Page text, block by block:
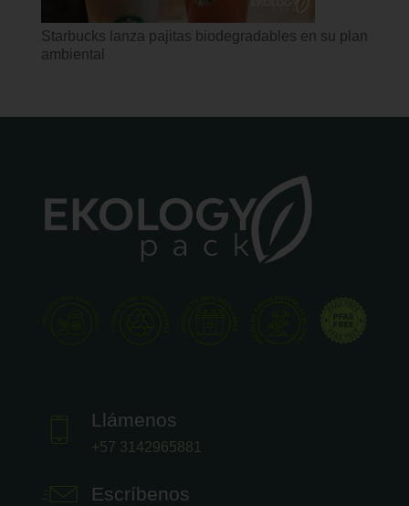
Starbucks lanza pajitas biodegradables en su plan
ambiental
Llámenos
+57 3142965881
Escríbenos